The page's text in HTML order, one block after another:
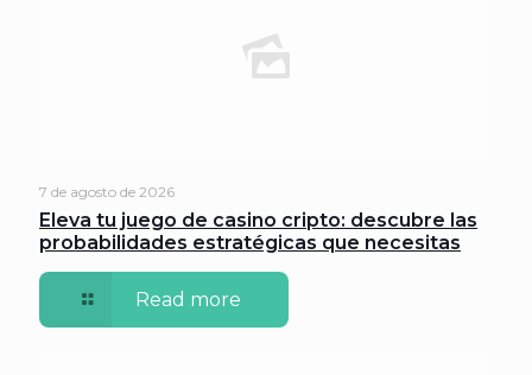
7 de agosto de 2026
Eleva tu juego de casino cripto: descubre las
probabilidades estratégicas que necesitas
Read more